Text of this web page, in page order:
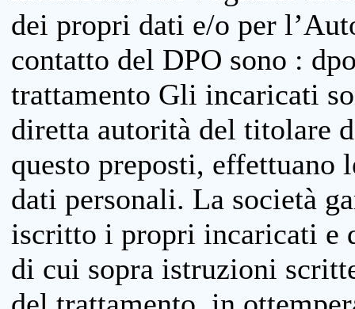
dei propri dati e/o per
contatto del DPO sono :
trattamento Gli incaricati
diretta autorità del titolare
questo preposti, effettuano
dati personali. La società
iscritto i propri incaricati e
di cui sopra istruzioni